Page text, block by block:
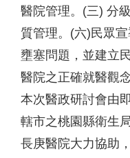
醫院管理。(三) 分
質管理。(六)民眾
壅塞問題，並建立
醫院之正確就醫觀念
本次醫政研討會由
轄市之桃園縣衛生
長庚醫院大力協助